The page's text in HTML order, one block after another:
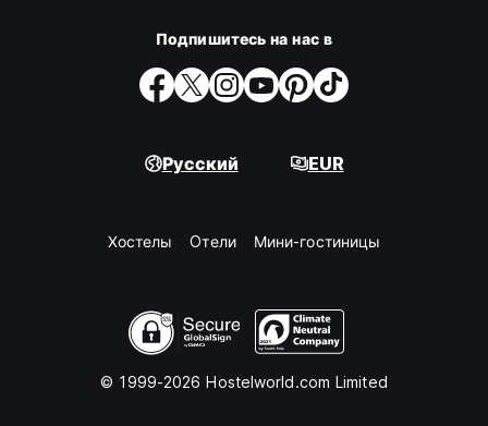
Подпишитесь на нас в
Русский EUR
Хостелы Oтели Мини-гостиницы
© 1999-2026 Hostelworld.com Limited